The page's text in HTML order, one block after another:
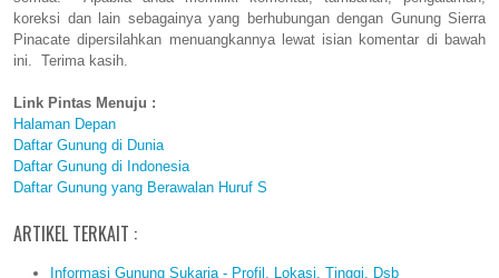
koreksi dan lain sebagainya yang berhubungan dengan Gunung Sierra
Pinacate dipersilahkan menuangkannya lewat isian komentar di bawah
ini. Terima kasih.
Link Pintas Menuju :
Halaman Depan
Daftar Gunung di Dunia
Daftar Gunung di Indonesia
Daftar Gunung yang Berawalan Huruf S
ARTIKEL TERKAIT :
Informasi Gunung Sukaria - Profil, Lokasi, Tinggi, Dsb